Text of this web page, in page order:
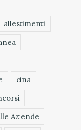
allestimenti
cina
Aziende